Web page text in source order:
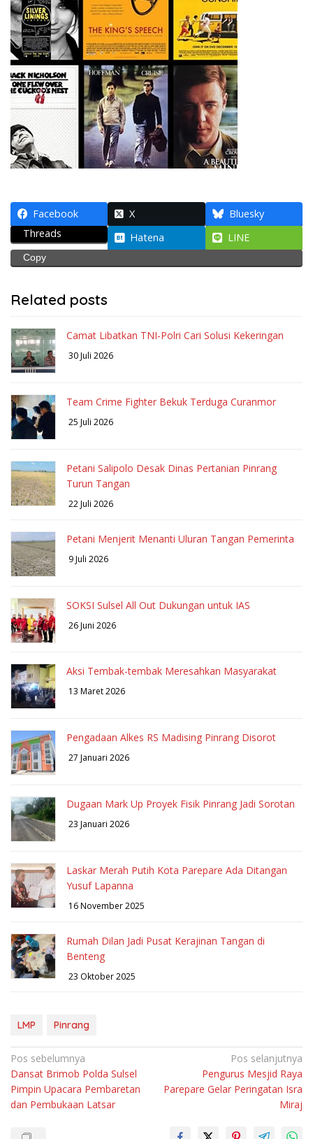
Facebook X
Bluesky
Threads
Hatena LINE
Copy
Related posts
Camat Libatkan TNI-Polri Cari Solusi Kekeringan
30 Juli 2026
Team Crime Fighter Bekuk Terduga Curanmor
25 Juli 2026
Petani Salipolo Desak Dinas Pertanian Pinrang
Turun Tangan
22 Juli 2026
Petani Menjerit Menanti Uluran Tangan Pemerinta
9 Juli 2026
SOKSI Sulsel All Out Dukungan untuk IAS
26 Juni 2026
Aksi Tembak-tembak Meresahkan Masyarakat
13 Maret 2026
Pengadaan Alkes RS Madising Pinrang Disorot
27 Januari 2026
Dugaan Mark Up Proyek Fisik Pinrang Jadi Sorotan
23 Januari 2026
Laskar Merah Putih Kota Parepare Ada Ditangan
Yusuf Lapanna
16 November 2025
Rumah Dilan Jadi Pusat Kerajinan Tangan di
Benteng
23 Oktober 2025
LMP Pinrang
Navigasi
pos
Pos sebelumnya
Dansat Brimob Polda Sulsel
Pimpin Upacara Pembaretan
dan Pembukaan Latsar
Pos selanjutnya
Pengurus Mesjid Raya
Parepare Gelar Peringatan Isra
Miraj